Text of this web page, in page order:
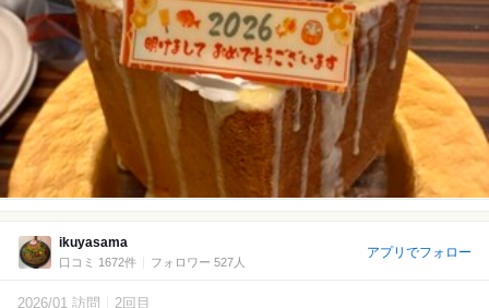
ikuyasama
口コミ 1672件 フォロワー 527人
アプリでフォロー
2026/01 訪問 2回目